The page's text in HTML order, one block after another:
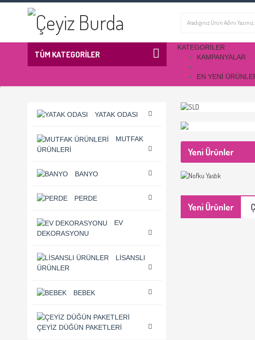
TÜM KATEGORİLER
KATEGORILER
KAMPANYALAR
EN YENI
YATAK ODASI
MUTFAK
ÜRÜNLERI
BANYO
PERDE
EV
DEKORASYONU
LISANSLI
ÜRÜNLER
BEBEK
ÇEYIZ DÜĞÜN PAKETLERI
Yeni Ürünler
Yeni Ürünler